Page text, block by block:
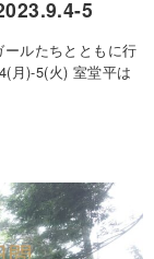
5
ルたちとともに行
月)-5(火) 室堂平は